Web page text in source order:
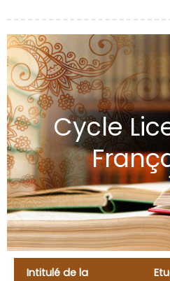
Cycle
Intitulé de la